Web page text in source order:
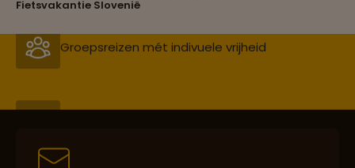
Fietsvakantie Slovenië
Best beoordeelde reisroutes